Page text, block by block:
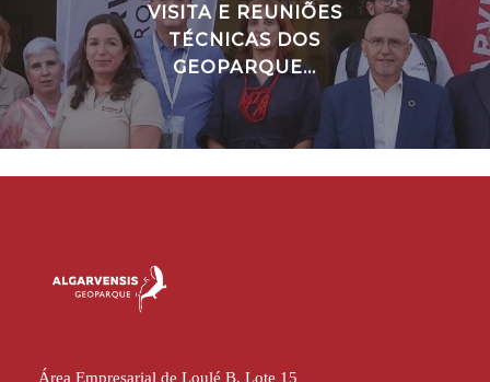
VISITA E REUNIÕES
TÉCNICAS DOS
GEOPARQUE...
Área Empresarial de Loulé B, Lote 15